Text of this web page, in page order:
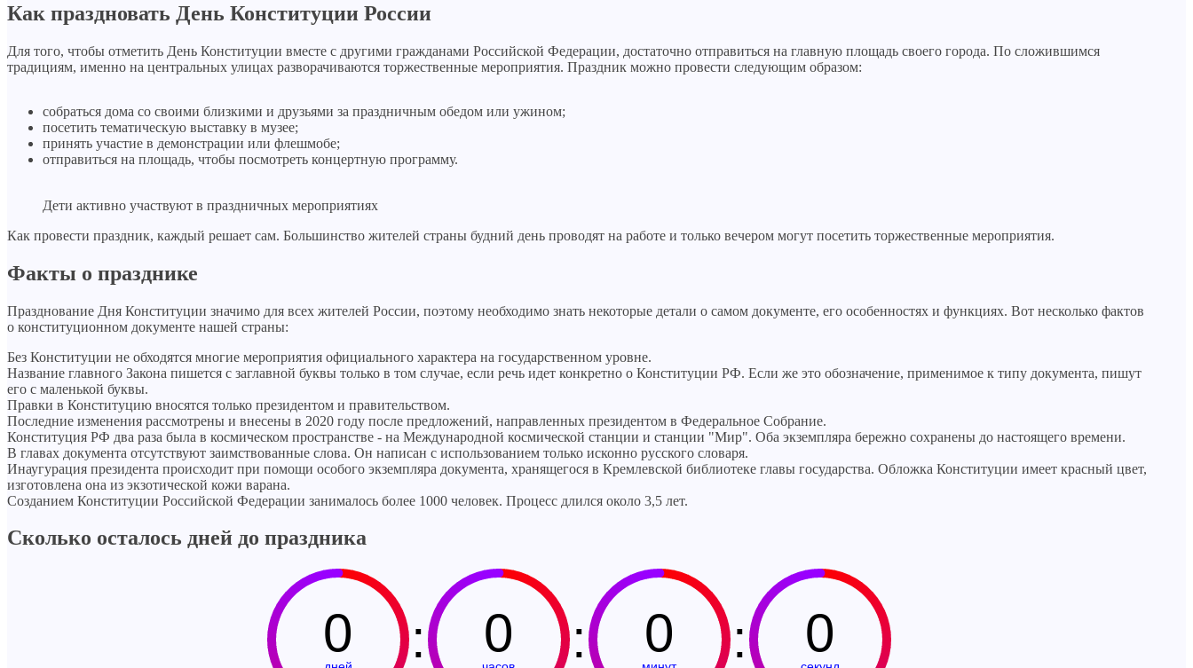
Как праздновать День Конституции России
Для того, чтобы отметить День Конституции вместе с другими гражданами Российской Федерации, достаточно отправиться на главную площадь своего города. По сложившимся
традициям, именно на центральных улицах разворачиваются торжественные мероприятия. Праздник можно провести следующим образом:
собраться дома со своими близкими и друзьями за праздничным обедом или ужином;
посетить тематическую выставку в музее;
принять участие в демонстрации или флешмобе;
отправиться на площадь, чтобы посмотреть концертную программу.
Дети активно участвуют в праздничных мероприятиях
Как провести праздник, каждый решает сам. Большинство жителей страны будний день проводят на работе и только вечером могут посетить торжественные мероприятия.
Факты о празднике
Празднование Дня Конституции значимо для всех жителей России, поэтому необходимо знать некоторые детали о самом документе, его особенностях и функциях. Вот несколько фактов
о конституционном документе нашей страны:
Без Конституции не обходятся многие мероприятия официального характера на государственном уровне.
Название главного Закона пишется с заглавной буквы только в том случае, если речь идет конкретно о Конституции РФ. Если же это обозначение, применимое к типу документа, пишут
его с маленькой буквы.
Правки в Конституцию вносятся только президентом и правительством.
Последние изменения рассмотрены и внесены в 2020 году после предложений, направленных президентом в Федеральное Собрание.
Конституция РФ два раза была в космическом пространстве - на Международной космической станции и станции "Мир". Оба экземпляра бережно сохранены до настоящего времени.
В главах документа отсутствуют заимствованные слова. Он написан с использованием только исконно русского словаря.
Инаугурация президента происходит при помощи особого экземпляра документа, хранящегося в Кремлевской библиотеке главы государства. Обложка Конституции имеет красный цвет,
изготовлена она из экзотической кожи варана.
Созданием Конституции Российской Федерации занималось более 1000 человек. Процесс длился около 3,5 лет.
Сколько осталось дней до праздника
0 : 0 : 0 : 0